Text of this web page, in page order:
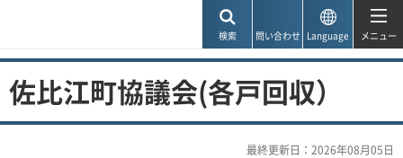
検索 問い合わせ Language メニュー
佐比江町協議会(各戸回収）
最終更新日：2026年08月05日